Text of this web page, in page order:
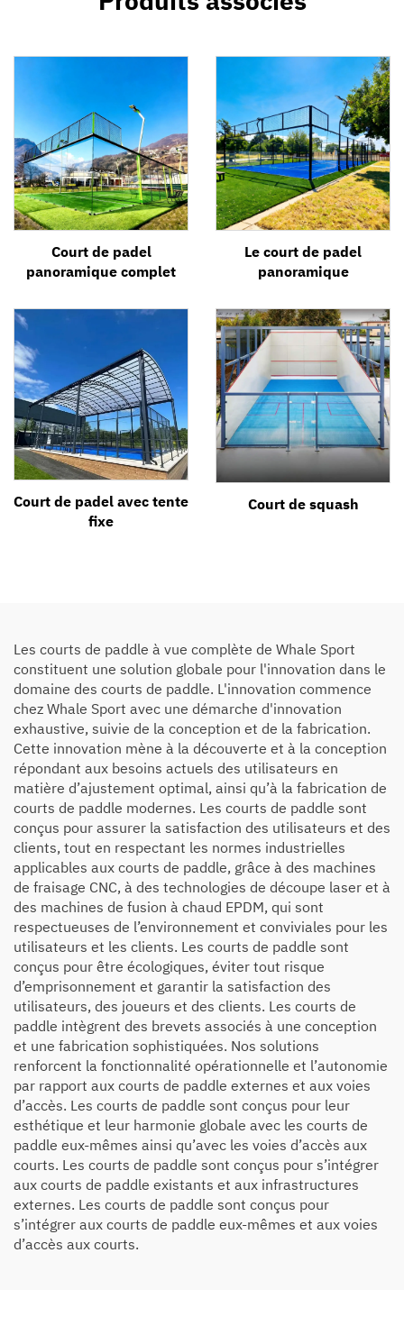
Court de padel
panoramique complet
Le court de padel
panoramique
Court de padel avec tente
fixe
Court de squash
Les courts de paddle à vue complète de Whale Sport
constituent une solution globale pour l'innovation dans le
domaine des courts de paddle. L'innovation commence
chez Whale Sport avec une démarche d'innovation
exhaustive, suivie de la conception et de la fabrication.
Cette innovation mène à la découverte et à la conception
répondant aux besoins actuels des utilisateurs en
matière d’ajustement optimal, ainsi qu’à la fabrication de
courts de paddle modernes. Les courts de paddle sont
conçus pour assurer la satisfaction des utilisateurs et des
clients, tout en respectant les normes industrielles
applicables aux courts de paddle, grâce à des machines
de fraisage CNC, à des technologies de découpe laser et à
des machines de fusion à chaud EPDM, qui sont
respectueuses de l’environnement et conviviales pour les
utilisateurs et les clients. Les courts de paddle sont
conçus pour être écologiques, éviter tout risque
d’emprisonnement et garantir la satisfaction des
utilisateurs, des joueurs et des clients. Les courts de
paddle intègrent des brevets associés à une conception
et une fabrication sophistiquées. Nos solutions
renforcent la fonctionnalité opérationnelle et l’autonomie
par rapport aux courts de paddle externes et aux voies
d’accès. Les courts de paddle sont conçus pour leur
esthétique et leur harmonie globale avec les courts de
paddle eux-mêmes ainsi qu’avec les voies d’accès aux
courts. Les courts de paddle sont conçus pour s’intégrer
aux courts de paddle existants et aux infrastructures
externes. Les courts de paddle sont conçus pour
s’intégrer aux courts de paddle eux-mêmes et aux voies
d’accès aux courts.